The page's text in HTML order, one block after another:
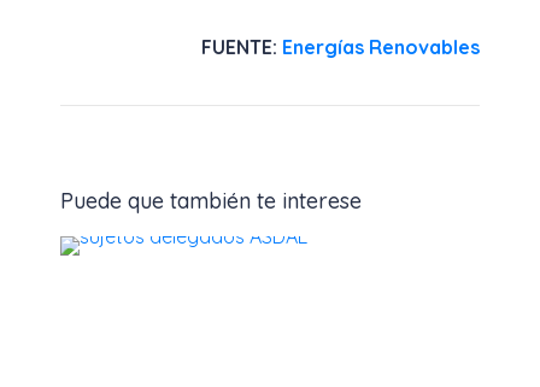
FUENTE: Energías Renovables
Puede que también te interese